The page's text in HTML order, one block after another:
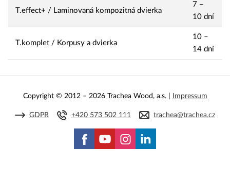
T.effect+ / Laminovaná kompozitná dvierka
7 –
10 dní
T.komplet / Korpusy a dvierka
10 –
14 dní
Copyright © 2012 – 2026 Trachea Wood, a.s. | Impressum
GDPR +420 573 502 111 trachea@trachea.cz